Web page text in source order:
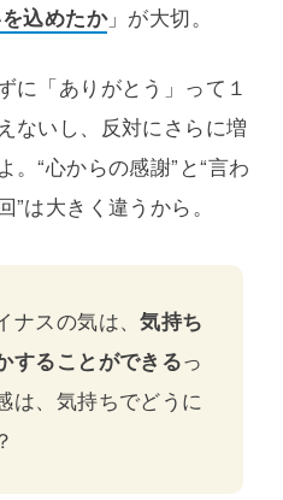
込めたか」が大切。
に「ありがとう」って１
ないし、反対にさらに増
“心からの感謝”と“言わ
は大きく違うから。
ナスの気は、気持ち
することができるっ
は、気持ちでどうに